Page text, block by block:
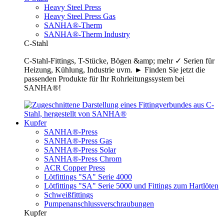
Heavy Steel Press
Heavy Steel Press Gas
SANHA®-Therm
SANHA®-Therm Industry
C-Stahl
C-Stahl-Fittings, T-Stücke, Bögen &amp; mehr ✓ Serien für
Heizung, Kühlung, Industrie uvm. ► Finden Sie jetzt die
passenden Produkte für Ihr Rohrleitungssystem bei
SANHA®!
Kupfer
SANHA®-Press
SANHA®-Press Gas
SANHA®-Press Solar
SANHA®-Press Chrom
ACR Copper Press
Lötfittings "SA" Serie 4000
Lötfittings "SA" Serie 5000 und Fittings zum Hartlöten
Schweißfittings
Pumpenanschlussverschraubungen
Kupfer